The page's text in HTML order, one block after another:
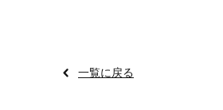
一覧に戻る